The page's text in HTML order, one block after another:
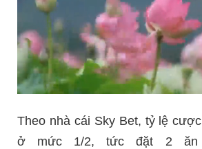
Theo nhà cái Sky Bet, tỷ lệ
ở mức 1/2, tức đặt 2 ăn